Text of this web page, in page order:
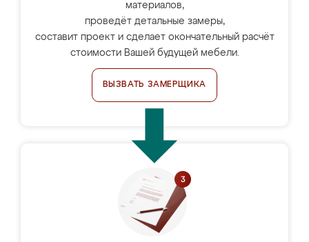
материалов,
проведёт детальные замеры,
составит проект и сделает окончательный расчёт
стоимости Вашей будущей мебели.
ВЫЗВАТЬ ЗАМЕРЩИКА